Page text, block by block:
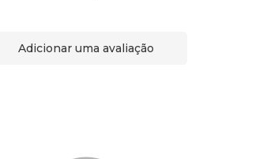
Adicionar uma avaliação